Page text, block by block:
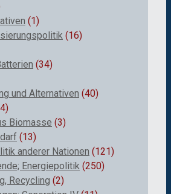
(1)
(16)
(34)
und Alternativen (40)
Biomasse (3)
(13)
anderer Nationen (121)
Energiepolitik (250)
Recycling (2)